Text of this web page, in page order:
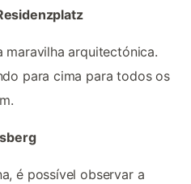
maravilha arquitectónica.
para cima para todos os
é possível observar a